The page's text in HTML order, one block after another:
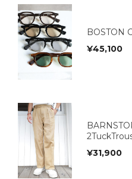
BOSTON
¥45,100
¥31,900